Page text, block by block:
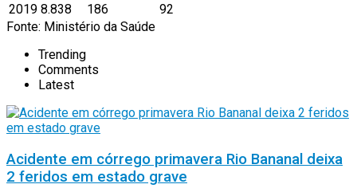
2019 8.838 186
92
Fonte: Ministério da Saúde
Trending
Comments
Latest
Acidente em córrego primavera Rio Bananal deixa
2 feridos em estado grave